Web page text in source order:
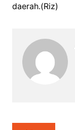
daerah.(Riz)